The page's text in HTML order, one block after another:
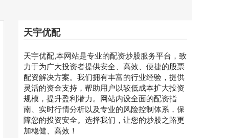
天宇优配
天宇优配,本网站是专业的配资炒股服务平台，致
力于为广大投资者提供安全、高效、便捷的股票
配资解决方案。我们拥有丰富的行业经验，提供
灵活的资金支持，帮助用户以较低成本扩大投资
规模，提升盈利潜力。网站内设全面的配资指
南、实时行情分析以及专业的风险控制体系，保
障您的投资安全。选择我们，让您的炒股之路更
加稳健、高效！